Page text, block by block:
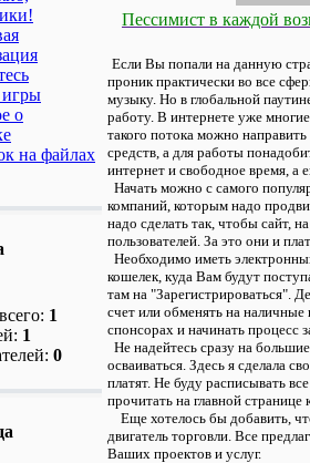
о
на файлах
1
1
0
Пессимист в каждой
Если Вы попали на данную
проник практически во все
музыку. Но в глобальной
работу. В интернете уже
такого потока можно
средств, а для работы
интернет и свободное время, а
Начать можно с самого
компаний, которым надо
надо сделать так, чтобы сайт,
пользователей. За это они и
Необходимо иметь
кошелек, куда Вам будут
там на "Зарегистрироваться".
счет или обменять на
спонсорах и начинать процесс
Не надейтесь сразу на
осваиваться. Здесь я сделала
платят. Не буду расписывать
прочитать на главной странице
Еще хотелось бы добавить,
двигатель торговли. Все
Ваших проектов и услуг.